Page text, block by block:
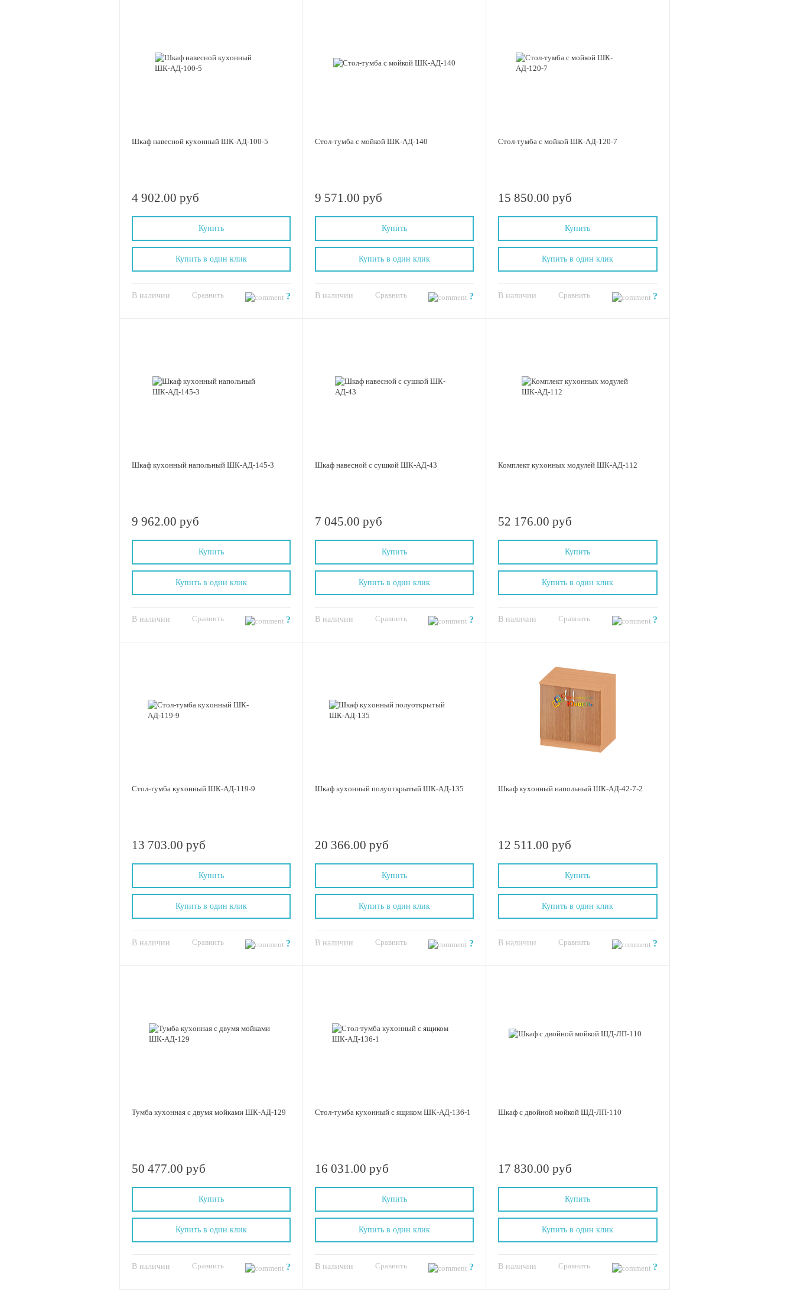
Шкаф навесной кухонный ШК-АД-100-5
4 902.00 руб
Купить
В наличии Сравнить ?
Купить в один клик
Стол-тумба с мойкой ШК-АД-140
9 571.00 руб
Купить
В наличии Сравнить ?
Купить в один клик
Стол-тумба с мойкой ШК-АД-120-7
15 850.00 руб
Купить
В наличии Сравнить ?
Купить в один клик
Шкаф кухонный напольный ШК-АД-145-3
9 962.00 руб
Купить
В наличии Сравнить ?
Купить в один клик
Шкаф навесной с сушкой ШК-АД-43
7 045.00 руб
Купить
В наличии Сравнить ?
Купить в один клик
Комплект кухонных модулей ШК-АД-112
52 176.00 руб
Купить
В наличии Сравнить ?
Купить в один клик
Стол-тумба кухонный ШК-АД-119-9
13 703.00 руб
Купить
В наличии Сравнить ?
Купить в один клик
Шкаф кухонный полуоткрытый ШК-АД-135
20 366.00 руб
Купить
В наличии Сравнить ?
Купить в один клик
Шкаф кухонный напольный ШК-АД-42-7-2
12 511.00 руб
Купить
В наличии Сравнить ?
Купить в один клик
Тумба кухонная с двумя мойками ШК-АД-129
50 477.00 руб
Купить
В наличии Сравнить ?
Купить в один клик
Стол-тумба кухонный с ящиком ШК-АД-136-1
16 031.00 руб
Купить
В наличии Сравнить ?
Купить в один клик
Шкаф с двойной мойкой ШД-ЛП-110
17 830.00 руб
Купить
В наличии Сравнить ?
Купить в один клик